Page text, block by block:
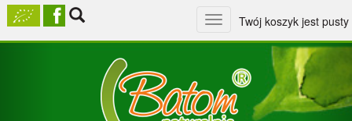
Toggle
navigation
Twój koszyk jest pusty